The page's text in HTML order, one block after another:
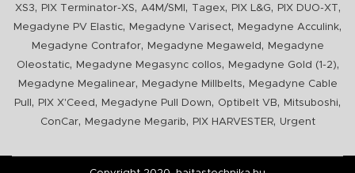
XS3, PIX Terminator-XS, A4M/SMI , Tagex, PIX L&G, PIX DUO-XT,
Megadyne PV Elastic, Megadyne Varisect, Megadyne Acculink,
Megadyne Contrafor, Megadyne Megaweld ,
Megadyne
Oleostatic, Megadyne Megasync collos, Megadyne Gold (1-2),
Megadyne Megalinear, Megadyne Millbelts,
Megadyne Cable
Pull , PIX X'Ceed , Megadyne Pull Down, Optibelt VB, Mitsuboshi,
ConCar, Megadyne Megarib, PIX HARVESTER, Urgent